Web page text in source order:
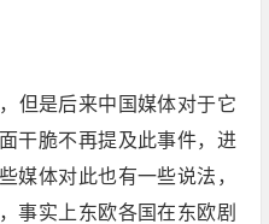
但是后来中国媒体对于它
干脆不再提及此事件，进
媒体对此也有一些说法，
事实上东欧各国在东欧剧